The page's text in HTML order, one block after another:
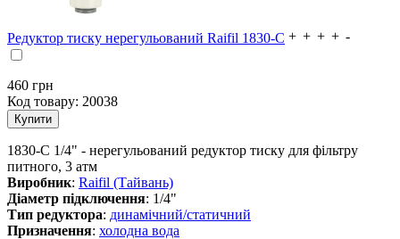
Редуктор тиску нерегульований Raifil 1830-С
460 грн
Код товару: 20038
1830-C 1/4" - нерегульований редуктор тиску для фільтру
питного, 3 атм
Виробник: Raifil (Тайвань)
Діаметр підключення: 1/4"
Тип редуктора: динамічний/статичний
Призначення: холодна вода